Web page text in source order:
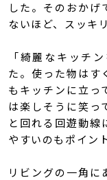
した。そのおかげ
ないほど、スッキ
「綺麗なキッチ
た。使った物はす
もキッチンに立っ
は楽しそうに笑っ
と回れる回遊動線
やすいのもポイン
リビングの一角に